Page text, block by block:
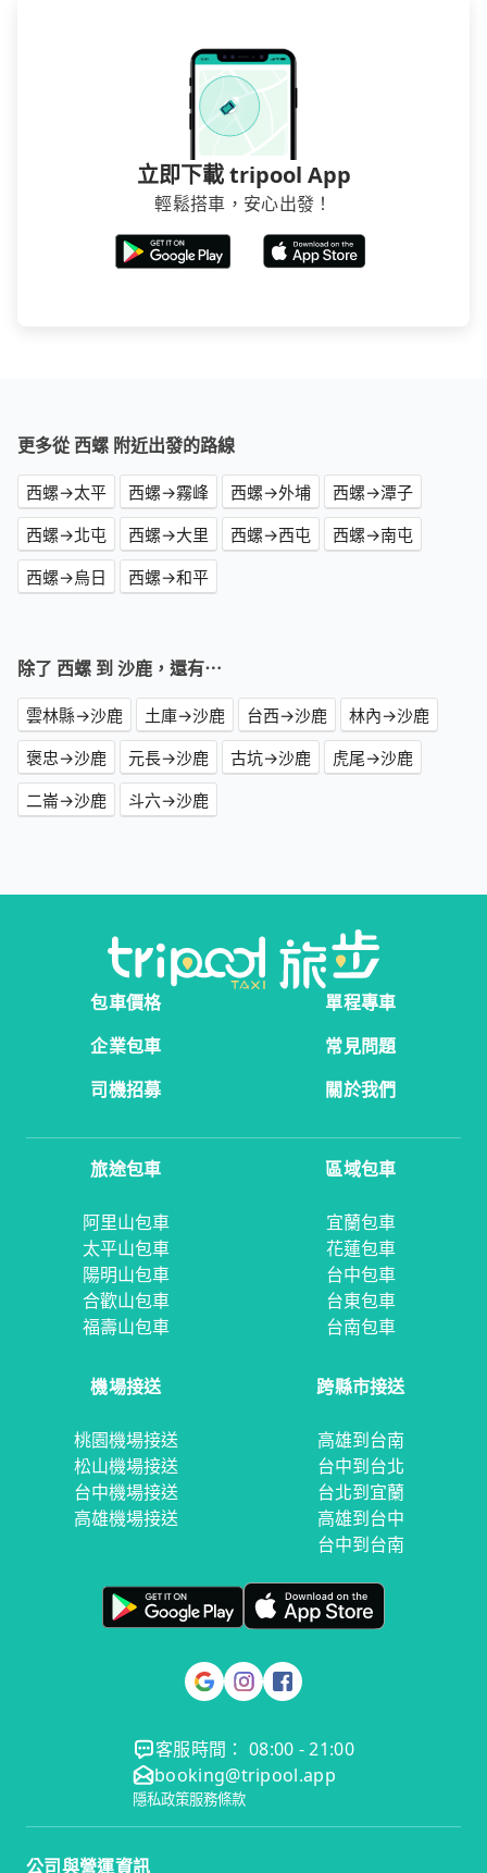
立即下載 tripool App
輕鬆搭車，安心出發！
更多從 西螺 附近出發的路線
西螺→太平 西螺→霧峰 西螺→外埔
西螺→潭子
西螺→北屯
西螺→大里 西螺→西屯
西螺→南屯
西螺→烏日
西螺→和平
除了 西螺 到 沙鹿，還有⋯
雲林縣→沙鹿 土庫→沙鹿 台西→沙鹿
林內→沙鹿
褒忠→沙鹿
元長→沙鹿 古坑→沙鹿
虎尾→沙鹿
二崙→沙鹿
斗六→沙鹿
包車價格
單程專車
企業包車
常見問題
司機招募
關於我們
旅途包車
阿里山包車
太平山包車
陽明山包車
合歡山包車
福壽山包車
區域包車
宜蘭包車
花蓮包車
台中包車
台東包車
台南包車
機場接送
桃園機場接送
松山機場接送
台中機場接送
高雄機場接送
跨縣市接送
高雄到台南
台中到台北
台北到宜蘭
高雄到台中
台中到台南
客服時間： 08:00 - 21:00
booking@tripool.app
隱私政策服務條款
公司與營運資訊